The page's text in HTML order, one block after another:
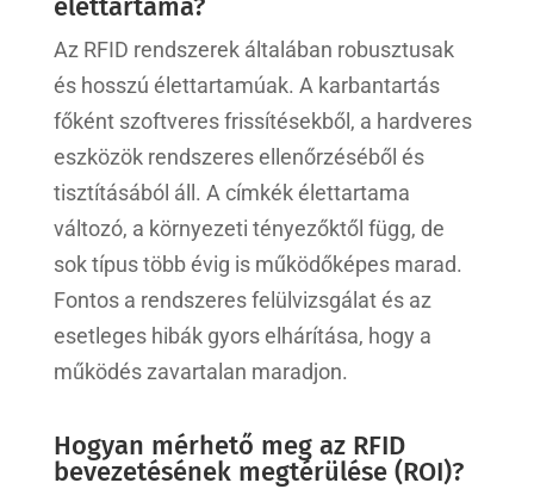
élettartama?
Az RFID rendszerek általában robusztusak
és hosszú élettartamúak. A karbantartás
főként szoftveres frissítésekből, a hardveres
eszközök rendszeres ellenőrzéséből és
tisztításából áll. A címkék élettartama
változó, a környezeti tényezőktől függ, de
sok típus több évig is működőképes marad.
Fontos a rendszeres felülvizsgálat és az
esetleges hibák gyors elhárítása, hogy a
működés zavartalan maradjon.
Hogyan mérhető meg az RFID
bevezetésének megtérülése (ROI)?